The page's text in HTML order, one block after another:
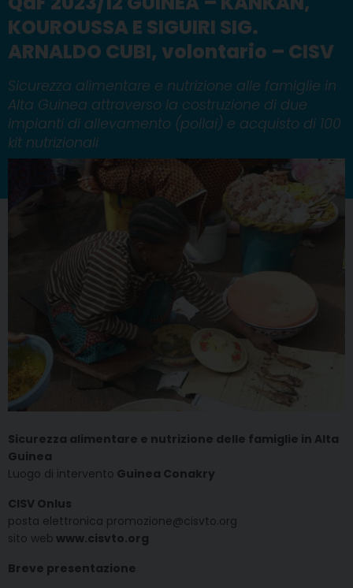
KOUROUSSA E SIGUIRI SIG.
ARNALDO CUBI, volontario – CISV
Sicurezza alimentare e nutrizione alle famiglie in
Alta Guinea attraverso la costruzione di due
impianti di allevamento (pollai) e acquisto di 100
kit nutrizionali
Sicurezza alimentare e nutrizione delle famiglie in Alta
Guinea
Luogo di intervento Guinea Conakry
CISV Onlus
posta elettronica promozione@cisvto.org
sito web www.cisvto.org
Breve presentazione